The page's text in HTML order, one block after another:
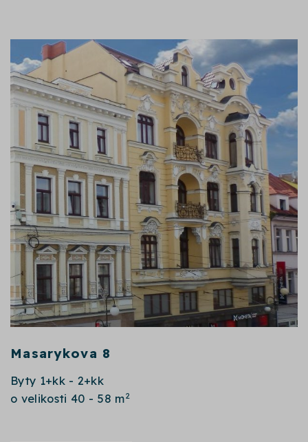
Masarykova 8
Byty 1+kk - 2+kk
o velikosti 40 - 58 m2